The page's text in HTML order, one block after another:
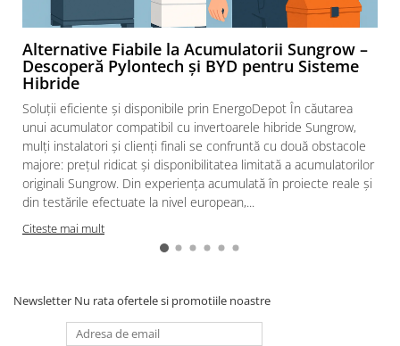
Echipamente de impamantare
Electrozi impamantare
Piesa separatie
Platbanda
Intrerupatoare automate
AFDD
Intrerupatoare automate de putere
Intrerupatoare automate
diferentiale
Intrerupatoare automate modulare
Releu monitorizare tensiune
Separator fuzibil
Alternative Fiabile la Acumulatorii Sungrow –
Descoperă Pylontech și BYD pentru Sisteme
Hibride
Soluții eficiente și disponibile prin EnergoDepot În căutarea
unui acumulator compatibil cu invertoarele hibride Sungrow,
mulți instalatori și clienți finali se confruntă cu două obstacole
majore: prețul ridicat și disponibilitatea limitată a acumulatorilor
originali Sungrow. Din experiența acumulată în proiecte reale și
din testările efectuate la nivel european,...
Citeste mai mult
Newsletter Nu rata ofertele si promotiile noastre